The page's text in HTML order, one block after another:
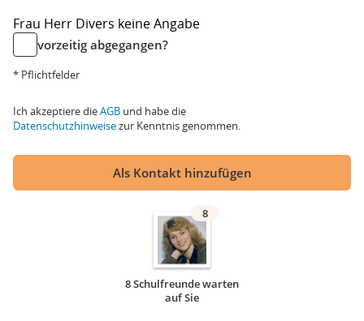
Frau Herr Divers keine Angabe
vorzeitig abgegangen?
* Pflichtfelder
Ich akzeptiere dieAGB und habe die
Datenschutzhinweisezur Kenntnis genommen.
Als Kontakt hinzufügen
8
8 Schulfreunde warten
auf Sie